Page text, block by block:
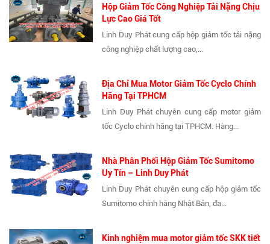
Hộp Giảm Tốc Công Nghiệp Tải Nặng Chịu
Lực Cao Giá Tốt
Linh Duy Phát cung cấp hộp giảm tốc tải nặng
công nghiệp chất lượng cao,...
Địa Chỉ Mua Motor Giảm Tốc Cyclo Chính
Hãng Tại TPHCM
Linh Duy Phát chuyên cung cấp motor giảm
tốc Cyclo chính hãng tại TPHCM. Hàng...
Nhà Phân Phối Hộp Giảm Tốc Sumitomo
Uy Tín – Linh Duy Phát
Linh Duy Phát chuyên cung cấp hộp giảm tốc
Sumitomo chính hãng Nhật Bản, đa...
Kinh nghiệm mua motor giảm tốc SKK tiết